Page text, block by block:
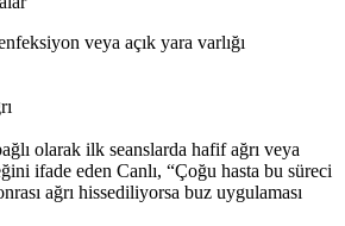
veya açık yara varlığı
olarak ilk seanslarda hafif ağrı veya
ifade eden Canlı, “Çoğu hasta bu süreci
ağrı hissediliyorsa buz uygulaması